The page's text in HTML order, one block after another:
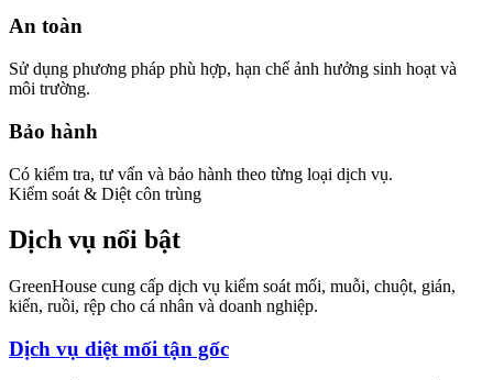
An toàn
Sử dụng phương pháp phù hợp, hạn chế ảnh hưởng sinh hoạt và
môi trường.
Bảo hành
Có kiểm tra, tư vấn và bảo hành theo từng loại dịch vụ.
Kiểm soát & Diệt côn trùng
Dịch vụ nổi bật
GreenHouse cung cấp dịch vụ kiểm soát mối, muỗi, chuột, gián,
kiến, ruồi, rệp cho cá nhân và doanh nghiệp.
Dịch vụ diệt mối tận gốc